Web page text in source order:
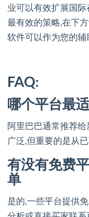
业可以有效扩展国
最有效的策略,在下
软件可以作为您的辅
FAQ:
哪个平台最
阿里巴巴通常推荐
广泛,但重要的是从
有没有免费
单
是的,一些平台提供